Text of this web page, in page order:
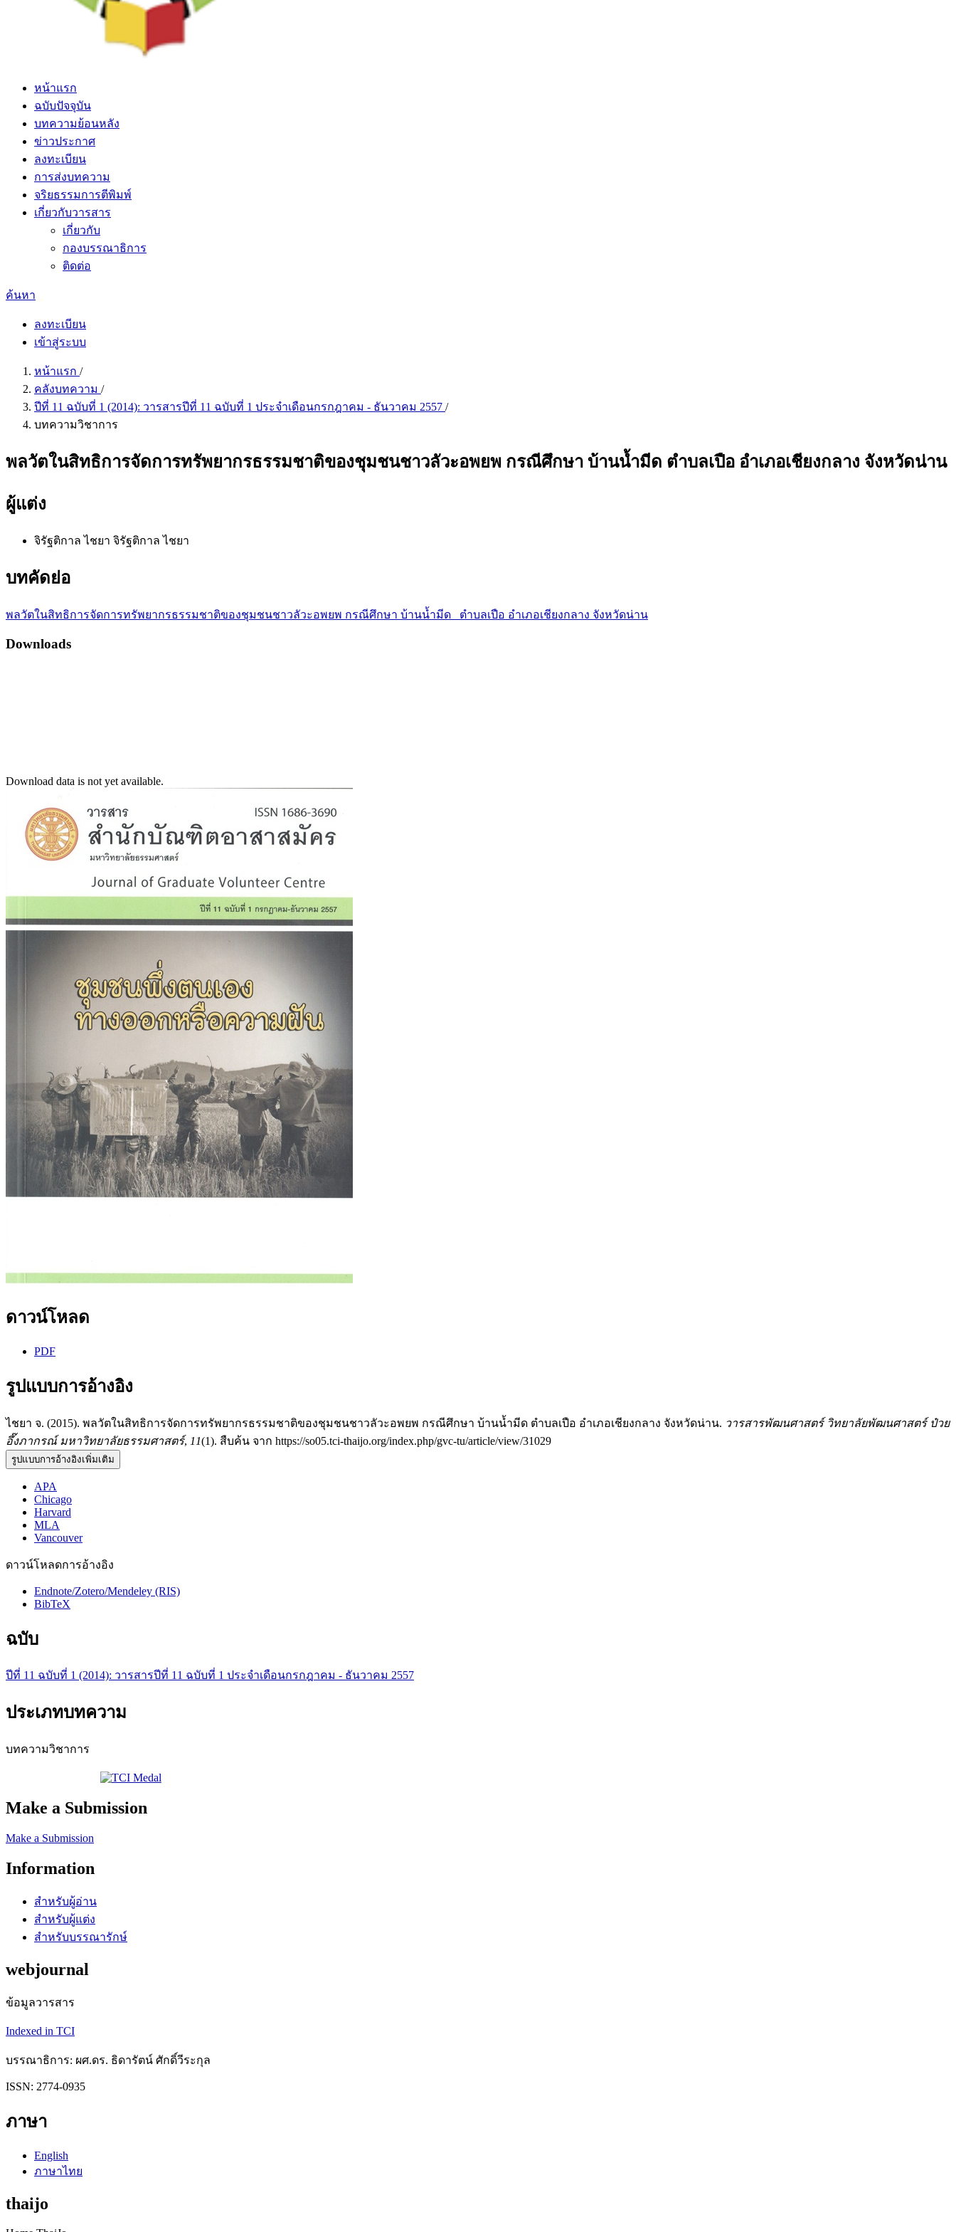
หน้าแรก
ฉบับปัจจุบัน
บทความย้อนหลัง
ข่าวประกาศ
ลงทะเบียน
การส่งบทความ
จริยธรรมการตีพิมพ์
เกี่ยวกับวารสาร
เกี่ยวกับ
กองบรรณาธิการ
ติดต่อ
ค้นหา
ลงทะเบียน
เข้าสู่ระบบ
หน้าแรก /
คลังบทความ /
ปีที่ 11 ฉบับที่ 1 (2014): วารสารปีที่ 11 ฉบับที่ 1 ประจำเดือนกรกฎาคม - ธันวาคม 2557 /
บทความวิชาการ
พลวัตในสิทธิการจัดการทรัพยากรธรรมชาติของชุมชนชาวลัวะอพยพ กรณีศึกษา บ้านน้ำมีด ตำบลเปือ อำเภอเชียงกลาง จังหวัดน่าน
ผู้แต่ง
จิรัฐติกาล ไชยา จิรัฐติกาล ไชยา
บทคัดย่อ
พลวัตในสิทธิการจัดการทรัพยากรธรรมชาติของชุมชนชาวลัวะอพยพ กรณีศึกษา บ้านน้ำมีด ตำบลเปือ อำเภอเชียงกลาง จังหวัดน่าน
Downloads
Download data is not yet available.
ดาวน์โหลด
PDF
รูปแบบการอ้างอิง
ไชยา จ. (2015). พลวัตในสิทธิการจัดการทรัพยากรธรรมชาติของชุมชนชาวลัวะอพยพ กรณีศึกษา บ้านน้ำมีด ตำบลเปือ อำเภอเชียงกลาง จังหวัดน่าน. วารสารพัฒนศาสตร์ วิทยาลัยพัฒนศาสตร์ ป๋วย
อึ๊งภากรณ์ มหาวิทยาลัยธรรมศาสตร์, 11(1). สืบค้น จาก https://so05.tci-thaijo.org/index.php/gvc-tu/article/view/31029
รูปแบบการอ้างอิงเพิ่มเติม
APA
Chicago
Harvard
MLA
Vancouver
ดาวน์โหลดการอ้างอิง
Endnote/Zotero/Mendeley (RIS)
BibTeX
ฉบับ
ปีที่ 11 ฉบับที่ 1 (2014): วารสารปีที่ 11 ฉบับที่ 1 ประจำเดือนกรกฎาคม - ธันวาคม 2557
ประเภทบทความ
บทความวิชาการ
Make a Submission
Make a Submission
Information
สำหรับผู้อ่าน
สำหรับผู้แต่ง
สำหรับบรรณารักษ์
webjournal
ข้อมูลวารสาร
Indexed in TCI
บรรณาธิการ: ผศ.ดร. ธิดารัตน์ ศักดิ์วีระกุล
ISSN: 2774-0935
ภาษา
English
ภาษาไทย
thaijo